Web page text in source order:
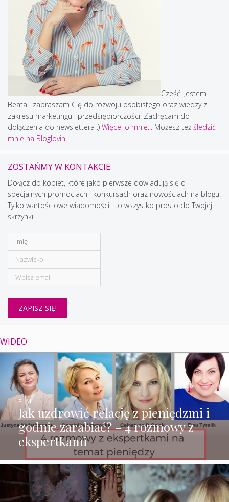
Cześć! Jestem
Beata i zapraszam Cię do rozwoju osobistego oraz wiedzy z
zakresu marketingu i przedsiębiorczości. Zachęcam do
dołączenia do newslettera :) Więcej o mnie... Możesz też śledzić
mnie na Bloglovin
ZOSTAŃMY W KONTAKCIE
Dołącz do kobiet, które jako pierwsze dowiadują się o
specjalnych promocjach i konkursach oraz nowościach na blogu.
Tylko wartościowe wiadomości i to wszystko prosto do Twojej
skrzynki!
WIDEO
Jak uzdrowić relację z pieniędzmi i
godnie zarabiać? – 4 rozmowy z
ekspertkami
FILM